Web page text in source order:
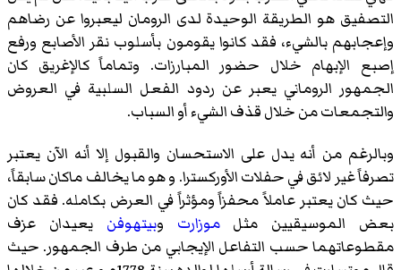
التصفيق هو الطريقة الوحيدة لدى الرومان ليعبروا عن رضاهم
وإعجابهم بالشيء، فقد كانوا يقومون بأسلوب نقر الأصابع ورفع
إصبع الإبهام خلال حضور المبارزات. وتماماً كالإغريق كان
الجمهور الروماني يعبر عن ردود الفعل السلبية في العروض
والتجمعات من خلال قذف الشيء أو السباب.
وبالرغم من أنه يدل على الاستحسان والقبول إلا أنه الآن يعتبر
تصرفاً غير لائق في حفلات الأوركسترا. و هو ما يخالف ماكان سابقاً،
حيث كان يعتبر عاملاً محفزاً ومؤثراً في العرض بكامله. فقد كان
بعض الموسيقيين مثلموزارت وبيتهوفن يعيدان عزف
مقطوعاتهما حسب التفاعل الإيجابي من طرف الجمهور. حيث